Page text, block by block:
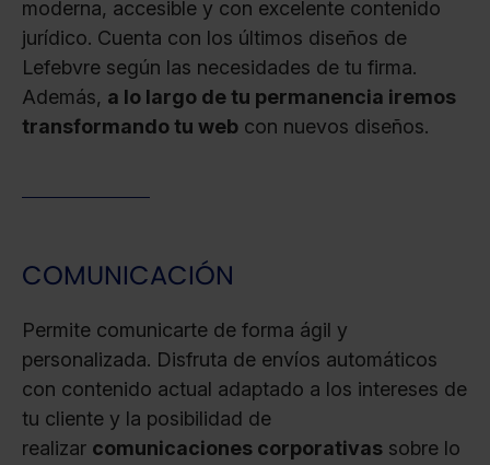
moderna, accesible y con excelente contenido
jurídico. Cuenta con los últimos diseños de
Lefebvre según las necesidades de tu firma.
Además, a lo largo de tu permanencia iremos
transformando tu web con nuevos diseños.
COMUNICACIÓN
Permite comunicarte de forma ágil y
personalizada. Disfruta de envíos automáticos
con contenido actual adaptado a los intereses de
tu cliente y la posibilidad de
realizar comunicaciones corporativas sobre lo